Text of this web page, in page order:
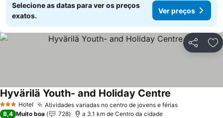
Selecione as datas para ver os preços
exatos.
Ver preços
Partilhar
3 EstrelasHotel Atividades variadas no centro de jovens e férias
Hyvärilä Youth- and Holiday Centre
8,4 Muito boa 728 a 3.1 km de Centro da cidade